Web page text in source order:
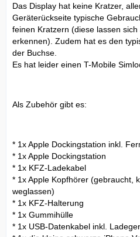
Das Display hat keine Kratzer,
Geräterückseite typische
feinen Kratzern (diese lassen
erkennen). Zudem hat es den
der Buchse.
Es hat leider einen T-Mobile
Als Zubehör gibt es:
* 1x Apple Dockingstation inkl.
* 1x Apple Dockingstation
* 1x KFZ-Ladekabel
* 1x Apple Kopfhörer (gebraucht,
weglassen)
* 1x KFZ-Halterung
* 1x Gummihülle
* 1x USB-Datenkabel inkl.